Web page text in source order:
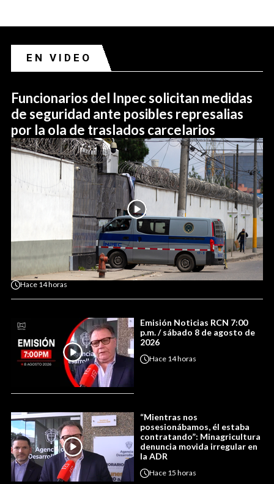
EN VIDEO
Funcionarios del Inpec solicitan medidas
de seguridad ante posibles represalias
por la ola de traslados carcelarios
Hace 14 horas
Emisión Noticias RCN 7:00
p.m. / sábado 8 de agosto de
2026
Hace 14 horas
“Mientras nos
posesionábamos, él estaba
contratando”: Minagricultura
denuncia movida irregular en
la ADR
Hace 15 horas